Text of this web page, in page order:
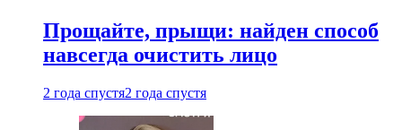
Прощайте, прыщи: найден способ
навсегда очистить лицо
2 года спустя2 года спустя